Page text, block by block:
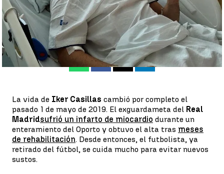
Antena 3 Deportes
Publicado:05 de mayo de 2021, 18:51
WhatsappFacebook
X Linkedin
La vida de Iker Casillas cambió por completo el
pasado 1 de mayo de 2019. El exguardameta del Real
Madridsufrió un infarto de miocardio durante un
enteramiento del Oporto y obtuvo el alta tras meses
de rehabilitación. Desde entonces, el futbolista, ya
retirado del fútbol, se cuida mucho para evitar nuevos
sustos.